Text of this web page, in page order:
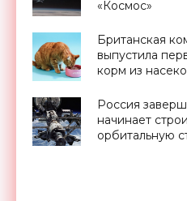
«Космос»
Британская
выпустила
корм из
Россия
начинает
орбитальную